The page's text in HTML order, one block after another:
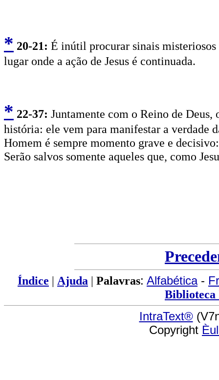
* 20-21: É inútil procurar sinais
lugar onde a ação de Jesus é continuada.
* 22-37: Juntamente com o Reino de
história: ele vem para manifestar a verdade
Homem é sempre momento grave e
Serão salvos somente aqueles que, como
Índice | Ajuda | Palavras: Alfabética-
IntraText®
Copyright